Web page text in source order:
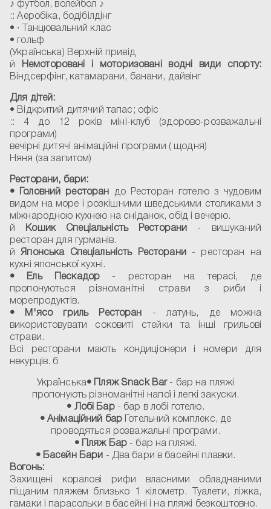
♪ футбол, волейбол ♪
:: Аеробіка, бодібілдінг
• ∙ Танцювальний клас
• гольф
(Українська) Верхній привід
й
Немоторовані і моторизовані водні види спорту:
Віндсерфінг, катамарани, банани, дайвінг
Для дітей:
• Відкритий дитячий тапас; офіс
:: 4 до 12 років міні-клуб (здорово-розважальні
програми)
вечірні дитячі анімаційні програми ( щодня)
Няня (за запитом)
Ресторани, бари:
• Головний ресторан
до Ресторан готелю з чудовим
видом на море і розкішними шведськими столиками з
міжнародною кухнею на сніданок, обід і вечерю.
й
Кошик Спеціальність Ресторани - вишуканий
ресторан для гурманів.
йЯпонська Спеціальність Ресторани - ресторан на
кухні японської кухні.
• Ель Пескадор - ресторан на терасі, де
пропонуються різноманітні страви з риби і
морепродуктів.
• М'ясо гриль Ресторан - латунь, де можна
використовувати соковиті стейки та інші грильові
страви.
Всі ресторани мають кондиціонери і номери для
некурців. б
Українська• Пляж Snack Bar - бар на пляжі
пропонують різноманітні напої і легкі закуски.
• Лобі Бар - бар в лобі готелю.
• Анімаційний бар
Готельний комплекс, де
проводяться розважальні програми.
• Пляж Бар - бар на пляжі.
• Басейн Бари - Два бари в басейні плавки.
Вогонь:
Захищені коралові рифи власними обладнаними
піщаним пляжем близько 1 кілометр. Туалети, ліжка,
гамаки і парасольки в басейні і на пляжі безкоштовно.